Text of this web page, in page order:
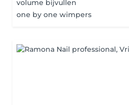
volume bijvullen
one by one wimpers